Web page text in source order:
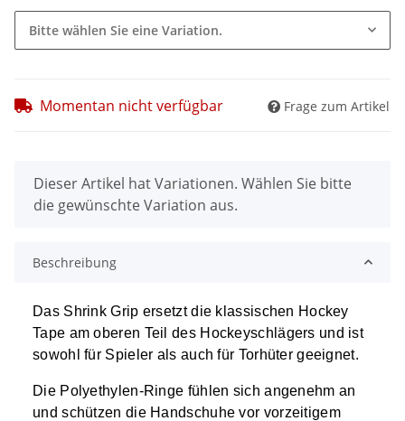
Bitte wählen Sie eine Variation.
Momentan nicht verfügbar Frage zum Artikel
x
Dieser Artikel hat Variationen. Wählen Sie bitte
die gewünschte Variation aus.
Beschreibung
Das Shrink Grip ersetzt die klassischen Hockey
Tape am oberen Teil des Hockeyschlägers und ist
sowohl für Spieler als auch für Torhüter geeignet.
Die Polyethylen-Ringe fühlen sich angenehm an
und schützen die Handschuhe vor vorzeitigem